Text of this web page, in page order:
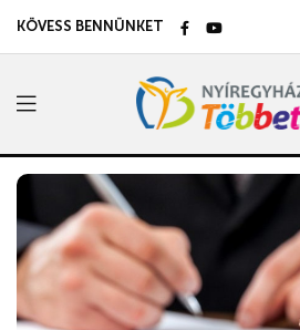
KÖVESS BENNÜNKET